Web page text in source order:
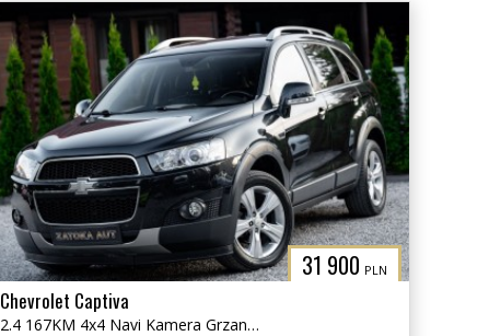
31 900 PLN
Chevrolet Captiva
2.4 167KM 4x4 Navi Kamera Grzane Fot Klima PDC 7 osób Sprowadzony